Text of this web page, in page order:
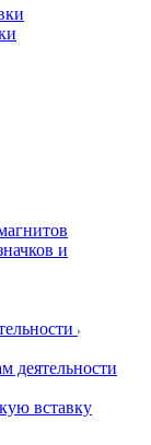
и
деятельности
вставку